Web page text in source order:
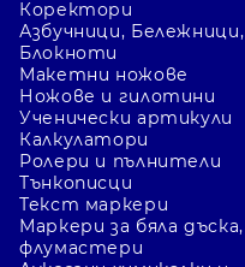
Коректори
Азбучници, Бележници,
Блокноти
Макетни ножове
Ножове и гилотини
Ученически артикули
Калкулатори
Ролери и пълнители
Тънкописци
Текст маркери
Маркери за бяла дъска,
флумастери